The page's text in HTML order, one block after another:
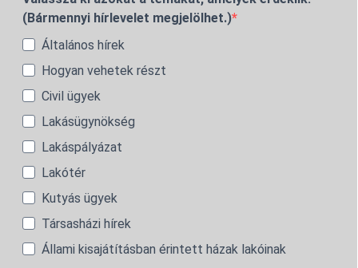
(Bármennyi hírlevelet megjelölhet.)
Általános hírek
Hogyan vehetek részt
Civil ügyek
Lakásügynökség
Lakáspályázat
Lakótér
Kutyás ügyek
Társasházi hírek
Állami kisajátításban érintett házak lakóinak